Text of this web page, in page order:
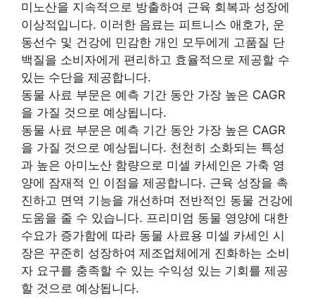
미노산을 지속적으로 방출하여 근육 회복과 성장에
이상적입니다. 이러한 음료는 피트니스 애호가, 운
동선수 및 건강에 민감한 개인 모두에게 고품질 단
백질을 소비자에게 편리하고 효율적으로 제공할 수
있는 수단을 제공합니다.
동물 사료 부문은 예측 기간 동안 가장 높은 CAGR
을 가질 것으로 예상됩니다.
동물 사료 부문은 예측 기간 동안 가장 높은 CAGR
을 가질 것으로 예상됩니다. 천천히 소화되는 특성
과 높은 아미노산 함량으로 미셀 카세인은 가축 영
양에 잠재적 인 이점을 제공합니다. 근육 성장을 촉
진하고 면역 기능을 개선하며 전반적인 동물 건강에
도움을 줄 수 있습니다. 프리미엄 동물 영양에 대한
수요가 증가함에 따라 동물 사료용 미셀 카세인 시
장은 꾸준히 성장하여 제조업체에게 진화하는 소비
자 요구를 충족할 수 있는 수익성 있는 기회를 제공
할 것으로 예상됩니다.